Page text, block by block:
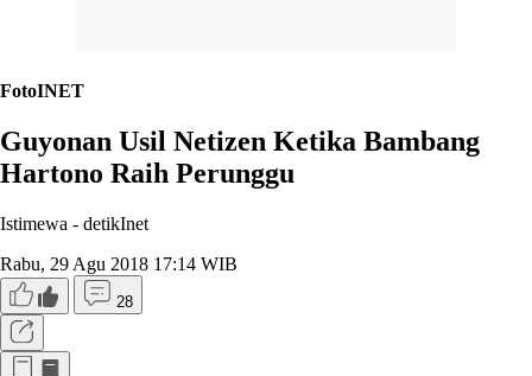
FotoINET
Guyonan Usil Netizen Ketika Bambang
Hartono Raih Perunggu
Istimewa - detikInet
Rabu, 29 Agu 2018 17:14 WIB
28